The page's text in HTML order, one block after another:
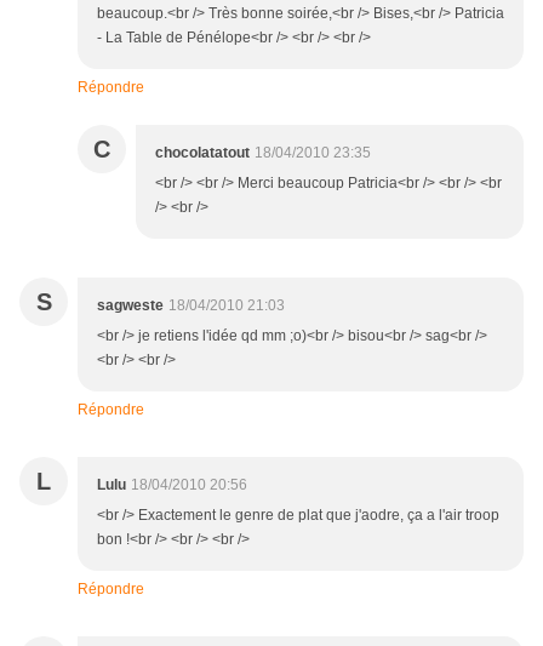
beaucoup.<br /> Très bonne soirée,<br /> Bises,<br /> Patricia
- La Table de Pénélope<br /> <br /> <br />
Répondre
C chocolatatout 18/04/2010 23:35
<br /> <br /> Merci beaucoup Patricia<br /> <br /> <br
/> <br />
S sagweste 18/04/2010 21:03
<br /> je retiens l'idée qd mm ;o)<br /> bisou<br /> sag<br />
<br /> <br />
Répondre
L Lulu 18/04/2010 20:56
<br /> Exactement le genre de plat que j'aodre, ça a l'air troop
bon !<br /> <br /> <br />
Répondre